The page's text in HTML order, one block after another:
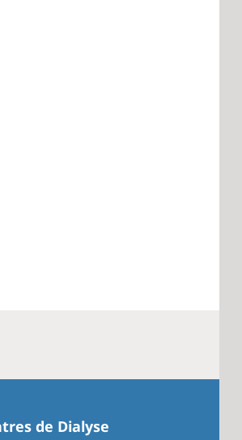
de Dialyse